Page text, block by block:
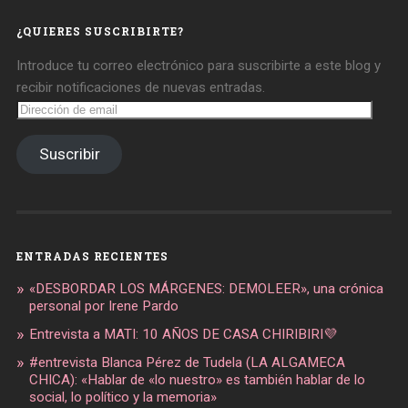
¿QUIERES SUSCRIBIRTE?
Introduce tu correo electrónico para suscribirte a este blog y
recibir notificaciones de nuevas entradas.
Dirección
de
Suscribir
ENTRADAS RECIENTES
«DESBORDAR LOS MÁRGENES: DEMOLEER», una crónica
personal por Irene Pardo
Entrevista a MATI: 10 AÑOS DE CASA CHIRIBIRI💜
#entrevista Blanca Pérez de Tudela (LA ALGAMECA
CHICA): «Hablar de «lo nuestro» es también hablar de lo
social, lo político y la memoria»